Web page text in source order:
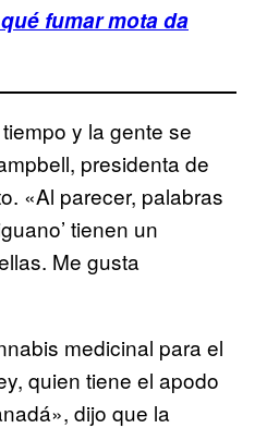
fumar mota da
y la gente se
presidenta de
«Al parecer, palabras
tienen un
Me gusta
medicinal para el
quien tiene el apodo
dijo que la